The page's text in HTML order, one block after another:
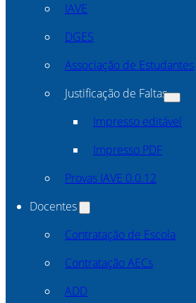
IAVE
DGES
Associação de Estudantes
Justificação de Faltas
Impresso editável
Impresso PDF
Provas IAVE 0.0.12
Docentes
Contratação de Escola
Contratação AECs
ADD